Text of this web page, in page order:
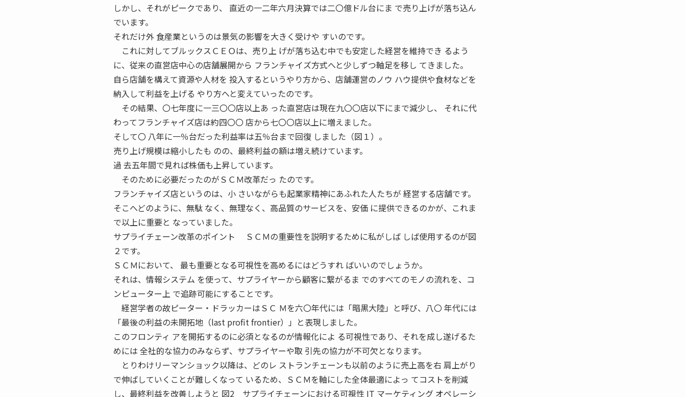
しかし、それがピークであり、 直近の一二年六月決算では二〇億ドル台にま で売り上げが落ち込ん
でいます。
それだけ外 食産業というのは景気の影響を大きく受けや すいのです。
これに対してブルックスＣＥＯは、売り上 げが落ち込む中でも安定した経営を維持でき るよう
に、従来の直営店中心の店舗展開から フランチャイズ方式へと少しずつ軸足を移し てきました。
自ら店舗を構えて資源や人材を 投入するというやり方から、店舗運営のノウ ハウ提供や食材などを
納入して利益を上げる やり方へと変えていったのです。
その結果、〇七年度に一三〇〇店以上あ った直営店は現在九〇〇店以下にまで減少し、 それに代
わってフランチャイズ店は約四〇〇 店から七〇〇店以上に増えました。
そして〇 八年に一％台だった利益率は五％台まで回復 しました（図１）。
売り上げ規模は縮小したも のの、最終利益の額は増え続けています。
過 去五年間で見れば株価も上昇しています。
そのために必要だったのがＳＣＭ改革だっ たのです。
フランチャイズ店というのは、小 さいながらも起業家精神にあふれた人たちが 経営する店舗です。
そこへどのように、無駄 なく、無理なく、高品質のサービスを、安価 に提供できるのかが、これま
で以上に重要と なっていました。
サプライチェーン改革のポイント ＳＣＭの重要性を説明するために私がしば しば使用するのが図
２です。
ＳＣＭにおいて、 最も重要となる可視性を高めるにはどうすれ ばいいのでしょうか。
それは、情報システム を使って、サプライヤーから顧客に繋がるま でのすべてのモノの流れを、コ
ンピューター上 で追跡可能にすることです。
経営学者の故ピーター・ドラッカーはＳＣ Ｍを六〇年代には「暗黒大陸」と呼び、八〇 年代には
「最後の利益の未開拓地（last profit frontier）」と表現しました。
このフロンティ アを開拓するのに必須となるのが情報化によ る可視性であり、それを成し遂げるた
めには 全社的な協力のみならず、サプライヤーや取 引先の協力が不可欠となります。
とりわけリーマンショック以降は、どのレ ストランチェーンも以前のように売上高を右 肩上がり
で伸ばしていくことが難しくなって いるため、ＳＣＭを軸にした全体最適によっ てコストを削減
し、最終利益を改善しようと 図2 サプライチェーンにおける可視性 IT マーケティング オペレーシ